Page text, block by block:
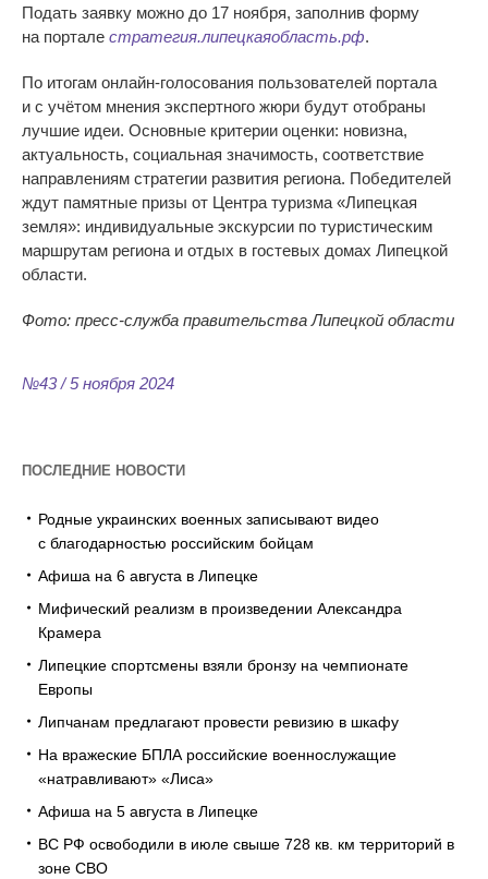
Подать заявку можно до 17 ноября, заполнив форму
на портале стратегия.липецкаяобласть.рф.
По итогам онлайн-голосования пользователей портала
и с учётом мнения экспертного жюри будут отобраны
лучшие идеи. Основные критерии оценки: новизна,
актуальность, социальная значимость, соответствие
направлениям стратегии развития региона. Победителей
ждут памятные призы от Центра туризма«Липецкая
земля»: индивидуальные экскурсии по туристическим
маршрутам региона и отдых в гостевых домах Липецкой
области.
Фото: пресс-служба правительства Липецкой области
№43 / 5 ноября 2024
ПОСЛЕДНИЕ НОВОСТИ
Родные украинских военных записывают видео
с благодарностью российским бойцам
Афиша на 6 августа в Липецке
Мифический реализм в произведении Александра
Крамера
Липецкие спортсмены взяли бронзу на чемпионате
Европы
Липчанам предлагают провести ревизию в шкафу
На вражеские БПЛА российские военнослужащие
«натравливают» «Лиса»
Афиша на 5 августа в Липецке
ВС РФ освободили в июле свыше 728 кв. км территорий в
зоне СВО